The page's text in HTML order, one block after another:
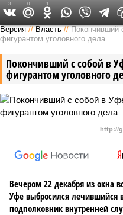
Версия
Версия //Власть //Покончивший
фигурантом уголовного дела
Покончивший с собой в
фигурантом уголовного
http://
Вечером 22 декабря из окна
Уфе выбросился лечившийся
подполковник внутренней
3 0 1